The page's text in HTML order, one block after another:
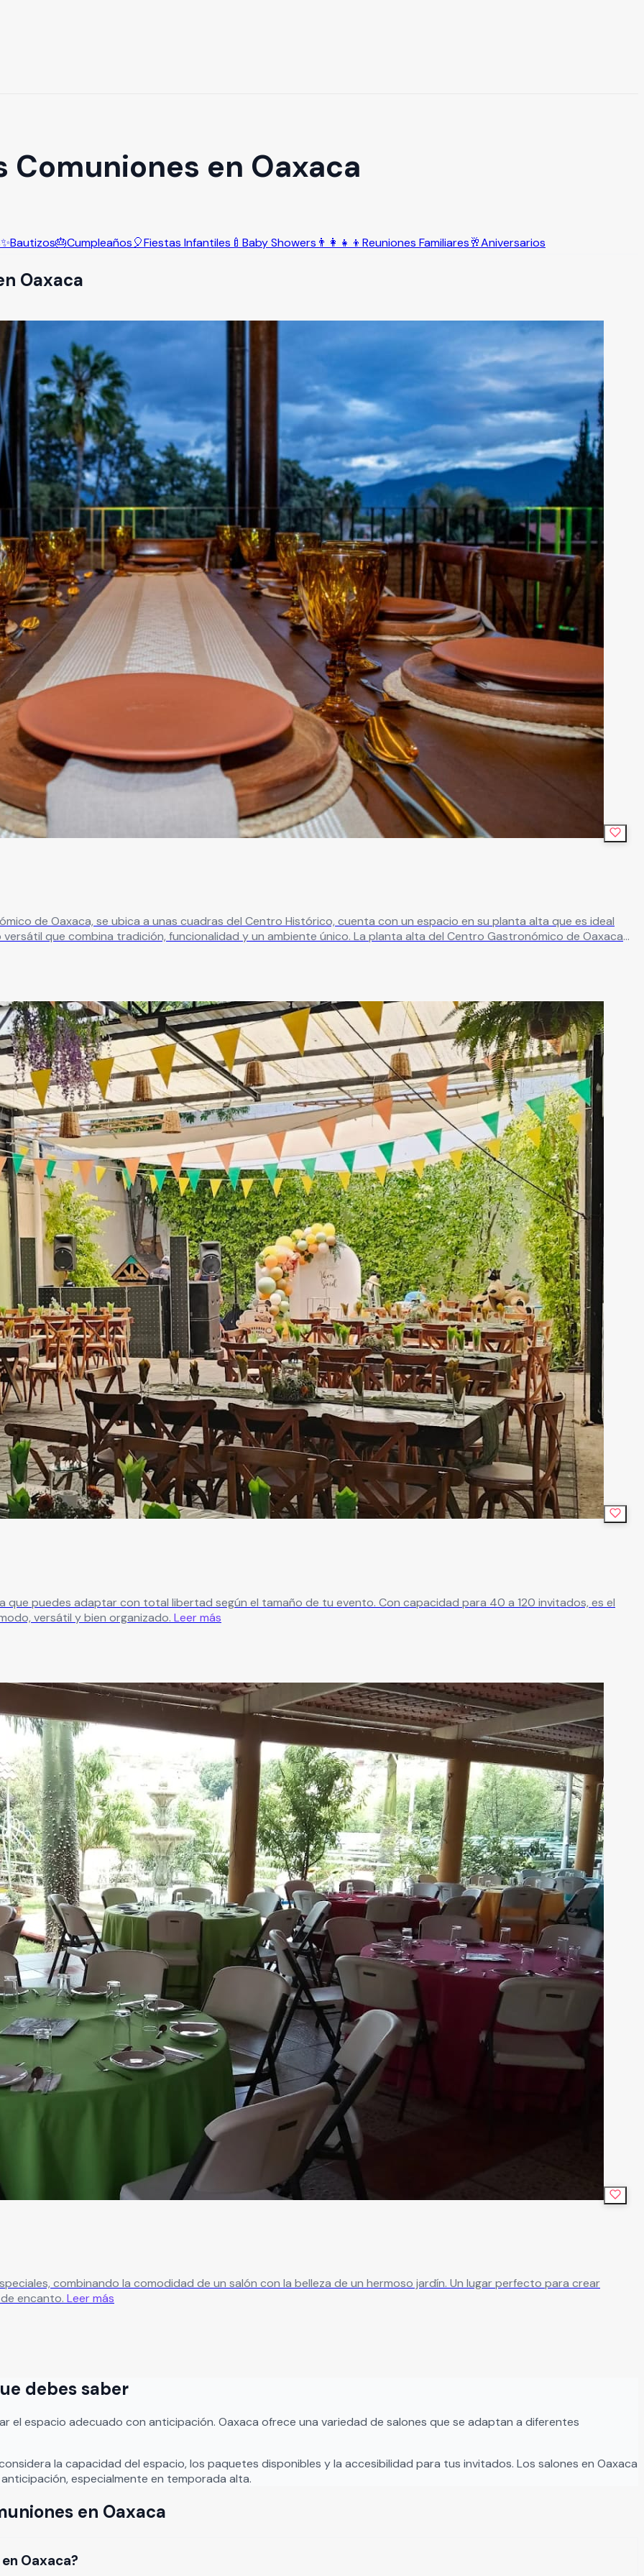
Comuniones en Oaxaca
✨Bautizos🎂Cumpleaños🎈Fiestas Infantiles 🍼 Baby Showers 👨‍👩‍👧‍👦 Reuniones Familiares🥂Aniversarios
Oaxaca
de Oaxaca, se ubica a unas cuadras del Centro Histórico, cuenta con un espacio en su planta alta que es ideal
que combina tradición, funcionalidad y un ambiente único. La planta alta del Centro Gastronómico de Oaxaca
con total libertad según el tamaño de tu evento. Con capacidad para 40 a 120 invitados, es el
versátil y bien organizado. Leer más
la comodidad de un salón con la belleza de un hermoso jardín. Un lugar perfecto para crear
encanto. Leer más
debes saber
el espacio adecuado con anticipación. Oaxaca ofrece una variedad de salones que se adaptan a diferentes
la capacidad del espacio, los paquetes disponibles y la accesibilidad para tus invitados. Los salones en Oaxaca
especialmente en temporada alta.
en Oaxaca
Oaxaca?